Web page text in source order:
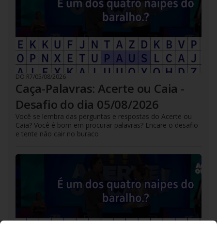
DO R7/05/08/2026
Caça-Palavras: Acerte ou Caia -
Desafio do dia 05/08/2026
Você se lembra das perguntas e respostas do Acerte ou
Caia? Você é bom em procurar palavras? Encare o desafio
e tente não cair no buraco